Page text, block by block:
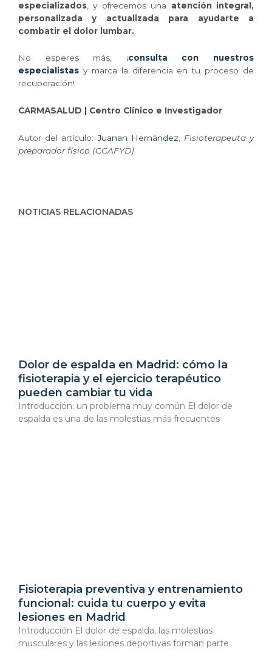
especializados , y ofrecemos una atención integral,
personalizada
y actualizada para ayudarte a
combatir el dolor lumbar.
No esperes más, ¡consulta con nuestros
especialistas y marca la diferencia en tu proceso de
recuperación!
CARMASALUD | Centro Clínico e Investigador
Autor del artículo:Juanan Hernández, Fisioterapeuta y
preparador físico (CCAFYD)
NOTICIAS RELACIONADAS
Dolor de espalda en Madrid: cómo la
fisioterapia y el ejercicio terapéutico
pueden cambiar tu vida
Introducción: un problema muy común El dolor de
espalda es una de las molestias más frecuentes
Fisioterapia preventiva y entrenamiento
funcional: cuida tu cuerpo y evita
lesiones en Madrid
Introducción El dolor de espalda, las molestias
musculares y las lesiones deportivas forman parte